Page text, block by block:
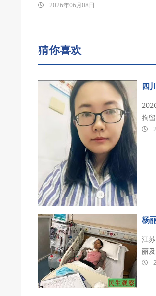
2026年06月08日
猜你喜欢
四
拘留5天，
后
杨
江
丽
代